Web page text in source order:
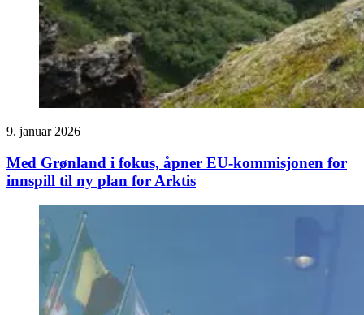
9. januar 2026
Med Grønland i fokus, åpner EU-kommisjonen for
innspill til ny plan for Arktis